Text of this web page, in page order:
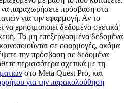
παραχωρήσετε πρόσβαση στα
για την εφαρμογή. Αν το
χρησιμοποιεί δεδομένα σχετικά
Τα μη επεξεργασμένα δεδομένα
σε εφαρμογές, ακόμα
την πρόσβαση σε δεδομένα
περισσότερα σχετικά με τη
στο Meta Quest Pro, και
για την παρακολούθηση